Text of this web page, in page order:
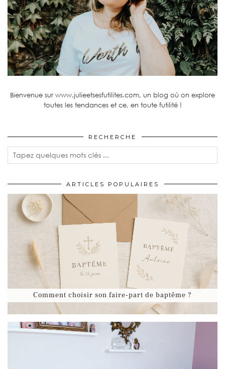
Bienvenue sur www.julieetsesfutilites.com, un blog où on explore
toutes les tendances et ce, en toute futilité !
RECHERCHE
ARTICLES POPULAIRES
Comment choisir son faire-part de baptême ?